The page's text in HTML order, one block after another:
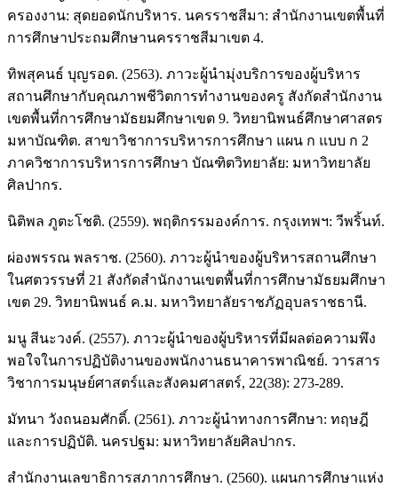
ครองงาน: สุดยอดนักบริหาร. นครราชสีมา: สำนักงานเขตพื้นที่
การศึกษาประถมศึกษานครราชสีมาเขต 4.
ทิพสุคนธ์ บุญรอด. (2563). ภาวะผู้นำมุ่งบริการของผู้บริหาร
สถานศึกษากับคุณภาพชีวิตการทำงานของครู สังกัดสำนักงาน
เขตพื้นที่การศึกษามัธยมศึกษาเขต 9. วิทยานิพนธ์ศึกษาศาสตร
มหาบัณฑิต. สาขาวิชาการบริหารการศึกษา แผน ก แบบ ก 2
ภาควิชาการบริหารการศึกษา บัณฑิตวิทยาลัย: มหาวิทยาลัย
ศิลปากร.
นิติพล ภูตะโชติ. (2559). พฤติกรรมองค์การ. กรุงเทพฯ: วีพริ้นท์.
ผ่องพรรณ พลราช. (2560). ภาวะผู้นำของผู้บริหารสถานศึกษา
ในศตวรรษที่ 21 สังกัดสำนักงานเขตพื้นที่การศึกษามัธยมศึกษา
เขต 29. วิทยานิพนธ์ ค.ม. มหาวิทยาลัยราชภัฏอุบลราชธานี.
มนู สีนะวงค์. (2557). ภาวะผู้นำของผู้บริหารที่มีผลต่อความพึง
พอใจในการปฏิบัติงานของพนักงานธนาคารพาณิชย์. วารสาร
วิชาการมนุษย์ศาสตร์และสังคมศาสตร์, 22(38): 273-289.
มัทนา วังถนอมศักดิ์. (2561). ภาวะผู้นำทางการศึกษา: ทฤษฎี
และการปฏิบัติ. นครปฐม: มหาวิทยาลัยศิลปากร.
สำนักงานเลขาธิการสภาการศึกษา. (2560). แผนการศึกษาแห่ง